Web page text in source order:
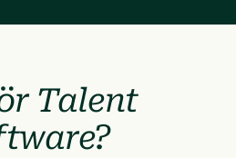
Talent